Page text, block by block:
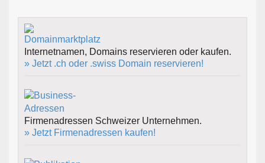
Internetnamen, Domains reservieren oder kaufen.
» Jetzt .ch oder .swiss Domain reservieren!
Firmenadressen Schweizer Unternehmen.
» Jetzt Firmenadressen kaufen!